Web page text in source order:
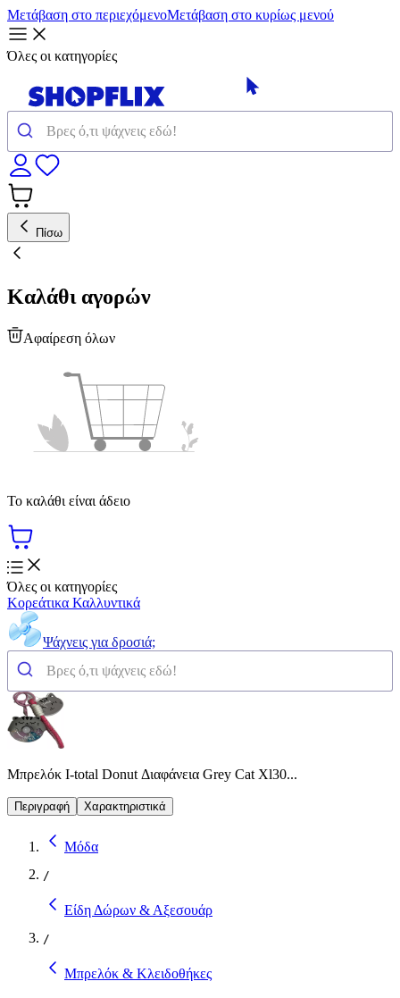
Μετάβαση στο περιεχόμενοΜετάβαση στο κυρίως μενού
Όλες οι κατηγορίες
Πίσω
Καλάθι αγορών
Αφαίρεση όλων
Το καλάθι είναι άδειο
Όλες οι κατηγορίες
Κορεάτικα Καλλυντικά
Ψάχνεις για δροσιά;
Mπρελόκ I-total Donut Διαφάνεια Grey Cat Xl30...
Περιγραφή Χαρακτηριστικά
Μόδα
/
Είδη Δώρων & Αξεσουάρ
/
Μπρελόκ & Κλειδοθήκες